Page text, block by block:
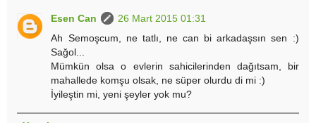
Esen Can
26 Mart 2015 01:31
Ah Semoşcum, ne tatlı, ne can bi arkadaşsın sen :)
Sağol...
Mümkün olsa o evlerin sahicilerinden dağıtsam, bir
mahallede komşu olsak, ne süper olurdu di mi :)
İyileştin mi, yeni şeyler yok mu?